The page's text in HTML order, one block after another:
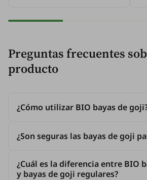
Preguntas frecuentes
producto
¿Cómo utilizar BIO bayas de
¿Son seguras las bayas de goji
¿Cuál es la diferencia entre BIO
y bayas de goji regulares?